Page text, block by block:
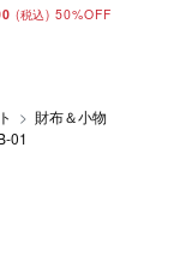
(税込) 50%OFF
財布＆小物